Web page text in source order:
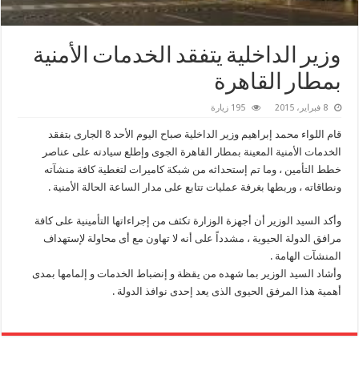
وزير الداخلية يتفقد الخدمات الأمنية
بمطار القاهرة
8 فبراير، 2015 195 زيارة
قام اللواء محمد إبراهيم وزير الداخلية صباح اليوم الأحد 8 الجارى بتفقد
الخدمات الأمنية المعينة بمطار القاهرة الجوى وإطلع سيادته على عناصر
خطط التأمين ، وما تم إستحداثه من شبكة كاميرات لتغطية كافة منشآته
ونطاقاته ، وربطها بغرفة عمليات تتابع على مدار الساعة الحالة الأمنية .
وأكد السيد الوزير أن أجهزة الوزارة تكثف من إجراءاتها التأمينية على كافة
مرافق الدولة الحيوية ، مشدداً على أنه لا تهاون مع أى محاولة لإستهداف
المنشآت الهامة .
وأشاد السيد الوزير بما شهده من يقظة و إنضباط الخدمات و إلمامها بمدى
أهمية هذا المرفق الحيوى الذى يعد إحدى نوافذ الدولة .